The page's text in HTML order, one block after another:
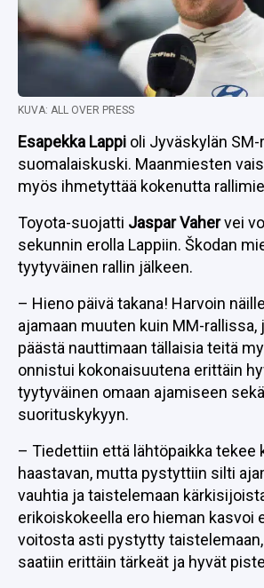
KUVA: ALL OVER PRESS
Esapekka Lappi oli Jyväskylän
suomalaiskuski. Maanmiesten
myös ihmetyttää kokenutta
Toyota-suojatti Jaspar Vahervei
sekunnin erolla Lappiin. Škodan
tyytyväinen rallin jälkeen.
– Hieno päivä takana! Harvoin
ajamaan muuten kuin MM-rallissa,
päästä nauttimaan tällaisia teitä
onnistui kokonaisuutena erittäin
tyytyväinen omaan ajamiseen
suorituskykyyn.
– Tiedettiin että lähtöpaikka tekee
haastavan, mutta pystyttiin silti
vauhtia ja taistelemaan
erikoiskokeella ero hieman kasvoi
voitosta asti pystytty
saatiin erittäin tärkeät ja hyvät